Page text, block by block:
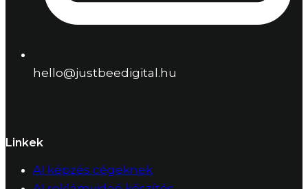
hello@justbeedigital.hu
Linkek
AI képzés cégeknek